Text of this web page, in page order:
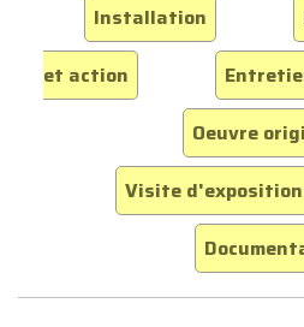
Installation
et action
Oeuvre
Visite